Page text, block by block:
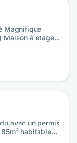
Magnifique
Maison à étage
avec un permis
habitables